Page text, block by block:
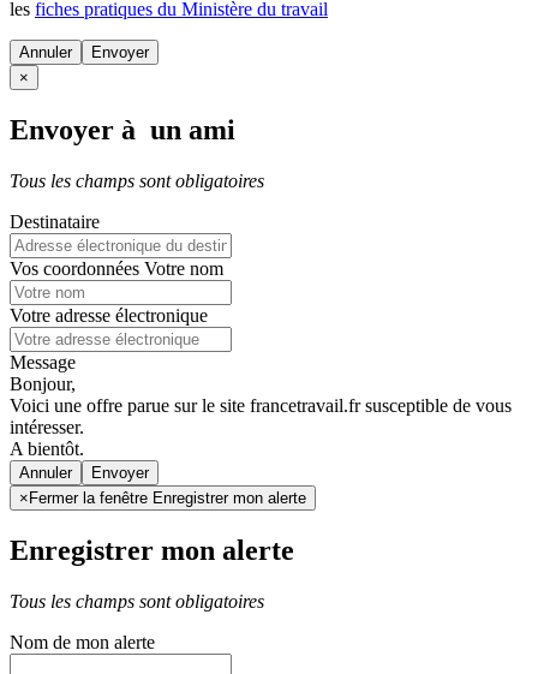
les fiches pratiques du Ministère du travail
Annuler
×
Envoyer à un ami
Tous les champs sont obligatoires
Destinataire
Vos coordonnées Votre nom
Votre adresse électronique
Message
Bonjour,
Voici une offre parue sur le site francetravail.fr susceptible de vous
intéresser.
A bientôt.
Annuler
× Fermer la fenêtre Enregistrer mon alerte
Enregistrer mon alerte
Tous les champs sont obligatoires
Nom de mon alerte